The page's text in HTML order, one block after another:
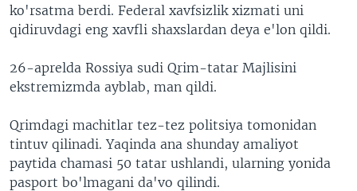
ko'rsatma berdi. Federal xavfsizlik xizmati uni
qidiruvdagi eng xavfli shaxslardan deya e'lon qildi.
26-aprelda Rossiya sudi Qrim-tatar Majlisini
ekstremizmda ayblab, man qildi.
Qrimdagi machitlar tez-tez politsiya tomonidan
tintuv qilinadi. Yaqinda ana shunday amaliyot
paytida chamasi 50 tatar ushlandi, ularning yonida
pasport bo'lmagani da'vo qilindi.